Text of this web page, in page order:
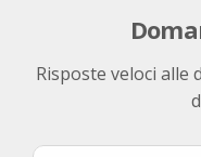
Risposte veloci alle